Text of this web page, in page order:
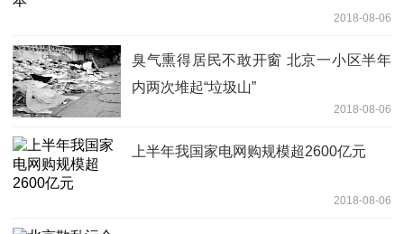
2018-08-06
臭气熏得居民不敢开窗 北京一小区半年
内两次堆起“垃圾山”
2018-08-06
上半年我国家电网购规模超2600亿元
2018-08-06